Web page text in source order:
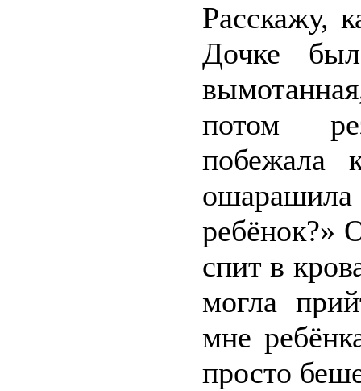
Расскажу,
Дочке
потом
ребёнок?»
спит в
могла
мне
просто